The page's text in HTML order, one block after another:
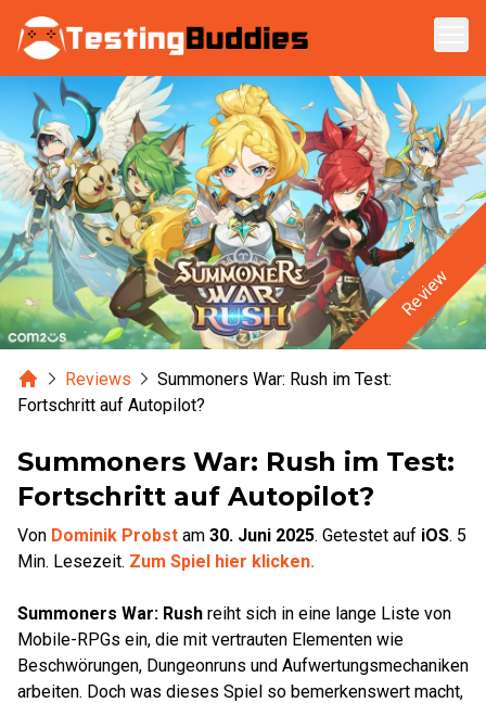
Zum Hauptinhalt springen
Review
HomeReviews
Summoners War: Rush im Test:
Fortschritt auf Autopilot?
Summoners War: Rush im Test:
Fortschritt auf Autopilot?
Von Dominik Probst am 30. Juni 2025. Getestet auf iOS. 5
Min. Lesezeit. Zum Spiel hier klicken.
Summoners War: Rush reiht sich in eine lange Liste von
Mobile-RPGs ein, die mit vertrauten Elementen wie
Beschwörungen, Dungeonruns und Aufwertungsmechaniken
arbeiten. Doch was dieses Spiel so bemerkenswert macht,